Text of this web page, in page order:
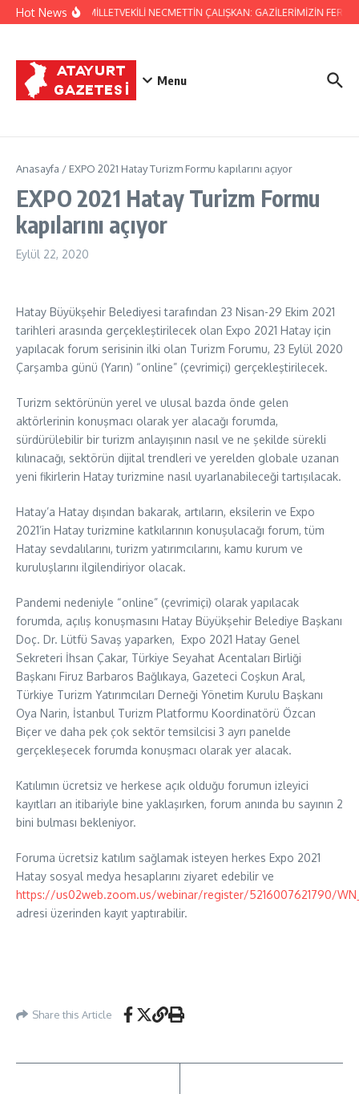
İçeriğe atla
Hot NewsHATAY MİLLETVEKİLİ NECMETTİN ÇALIŞKAN: GAZİLERİMİZİN
Menu
Anasayfa / EXPO 2021 Hatay Turizm Formu kapılarını açıyor
EXPO 2021 Hatay Turizm Formu
kapılarını açıyor
Eylül 22, 2020
Hatay Büyükşehir Belediyesi tarafından 23 Nisan-29 Ekim 2021
tarihleri arasında gerçekleştirilecek olan Expo 2021 Hatay için
yapılacak forum serisinin ilki olan Turizm Forumu, 23 Eylül 2020
Çarşamba günü (Yarın) “online” (çevrimiçi) gerçekleştirilecek.
Turizm sektörünün yerel ve ulusal bazda önde gelen
aktörlerinin konuşmacı olarak yer alacağı forumda,
sürdürülebilir bir turizm anlayışının nasıl ve ne şekilde sürekli
kılınacağı, sektörün dijital trendleri ve yerelden globale uzanan
yeni fikirlerin Hatay turizmine nasıl uyarlanabileceği tartışılacak.
Hatay’a Hatay dışından bakarak, artıların, eksilerin ve Expo
2021’in Hatay turizmine katkılarının konuşulacağı forum, tüm
Hatay sevdalılarını, turizm yatırımcılarını, kamu kurum ve
kuruluşlarını ilgilendiriyor olacak.
Pandemi nedeniyle “online” (çevrimiçi) olarak yapılacak
forumda, açılış konuşmasını Hatay Büyükşehir Belediye Başkanı
Doç. Dr. Lütfü Savaş yaparken, Expo 2021 Hatay Genel
Sekreteri İhsan Çakar, Türkiye Seyahat Acentaları Birliği
Başkanı Firuz Barbaros Bağlıkaya, Gazeteci Coşkun Aral,
Türkiye Turizm Yatırımcıları Derneği Yönetim Kurulu Başkanı
Oya Narin, İstanbul Turizm Platformu Koordinatörü Özcan
Biçer ve daha pek çok sektör temsilcisi 3 ayrı panelde
gerçekleşecek forumda konuşmacı olarak yer alacak.
Katılımın ücretsiz ve herkese açık olduğu forumun izleyici
kayıtları an itibariyle bine yaklaşırken, forum anında bu sayının 2
bini bulması bekleniyor.
Foruma ücretsiz katılım sağlamak isteyen herkes Expo 2021
Hatay sosyal medya hesaplarını ziyaret edebilir ve
https://us02web.zoom.us/webinar/register/5216007621790/
adresi üzerinden kayıt yaptırabilir.
Share this Article